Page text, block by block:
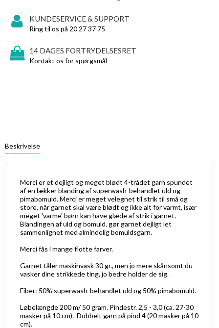
KUNDESERVICE & SUPPORT
Ring til os på 20 27 37 75
14 DAGES FORTRYDELSESRET
Kontakt os for spørgsmål
Beskrivelse
Merci er et dejligt og meget blødt 4-trådet garn spundet
af en lækker blanding af superwash-behandlet uld og
pimabomuld. Merci er meget velegnet til strik til små og
store, når garnet skal være blødt og ikke alt for varmt, især
meget 'varme' børn kan have glæde af strik i garnet.
Blandingen af uld og bomuld, gør garnet dejligt let
sammenlignet med almindelig bomuldsgarn.
Merci fås i mange flotte farver.
Garnet tåler maskinvask 30 gr., men jo mere skånsomt du
vasker dine strikkede ting, jo bedre holder de sig.
Fiber: 50% superwash-behandlet uld og 50% pimabomuld.
Løbelængde 200 m/ 50 gram. Pindestr. 2,5 - 3,0 (ca. 27-30
masker på 10 cm). Dobbelt garn på pind 4 (20 masker på 10
cm).